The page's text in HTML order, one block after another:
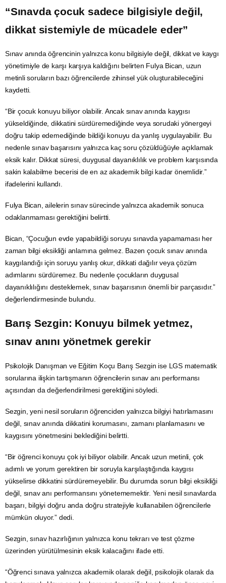
“Sınavda çocuk sadece bilgisiyle değil,
dikkat sistemiyle de mücadele eder”
Sınav anında öğrencinin yalnızca konu bilgisiyle değil, dikkat ve kaygı
yönetimiyle de karşı karşıya kaldığını belirten Fulya Bican, uzun
metinli soruların bazı öğrencilerde zihinsel yük oluşturabileceğini
kaydetti.
“Bir çocuk konuyu biliyor olabilir. Ancak sınav anında kaygısı
yükseldiğinde, dikkatini sürdüremediğinde veya sorudaki yönergeyi
doğru takip edemediğinde bildiği konuyu da yanlış uygulayabilir. Bu
nedenle sınav başarısını yalnızca kaç soru çözüldüğüyle açıklamak
eksik kalır. Dikkat süresi, duygusal dayanıklılık ve problem karşısında
sakin kalabilme becerisi de en az akademik bilgi kadar önemlidir.”
ifadelerini kullandı.
Fulya Bican, ailelerin sınav sürecinde yalnızca akademik sonuca
odaklanmaması gerektiğini belirtti.
Bican, “Çocuğun evde yapabildiği soruyu sınavda yapamaması her
zaman bilgi eksikliği anlamına gelmez. Bazen çocuk sınav anında
kaygılandığı için soruyu yanlış okur, dikkati dağılır veya çözüm
adımlarını sürdüremez. Bu nedenle çocukların duygusal
dayanıklılığını desteklemek, sınav başarısının önemli bir parçasıdır.”
değerlendirmesinde bulundu.
Barış Sezgin: Konuyu bilmek yetmez,
sınav anını yönetmek gerekir
Psikolojik Danışman ve Eğitim Koçu Barış Sezgin ise LGS matematik
sorularına ilişkin tartışmanın öğrencilerin sınav anı performansı
açısından da değerlendirilmesi gerektiğini söyledi.
Sezgin, yeni nesil soruların öğrenciden yalnızca bilgiyi hatırlamasını
değil, sınav anında dikkatini korumasını, zamanı planlamasını ve
kaygısını yönetmesini beklediğini belirtti.
“Bir öğrenci konuyu çok iyi biliyor olabilir. Ancak uzun metinli, çok
adımlı ve yorum gerektiren bir soruyla karşılaştığında kaygısı
yükselirse dikkatini sürdüremeyebilir. Bu durumda sorun bilgi eksikliği
değil, sınav anı performansını yönetememektir. Yeni nesil sınavlarda
başarı, bilgiyi doğru anda doğru stratejiyle kullanabilen öğrencilerle
mümkün oluyor.” dedi.
Sezgin, sınav hazırlığının yalnızca konu tekrarı ve test çözme
üzerinden yürütülmesinin eksik kalacağını ifade etti.
“Öğrenci sınava yalnızca akademik olarak değil, psikolojik olarak da